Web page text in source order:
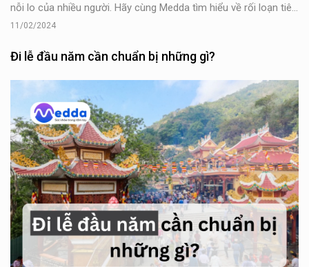
nỗi lo của nhiều người. Hãy cùng Medda tìm hiểu về rối loạn tiêu
hóa nhé!
11/02/2024
Đi lễ đầu năm cần chuẩn bị những gì?